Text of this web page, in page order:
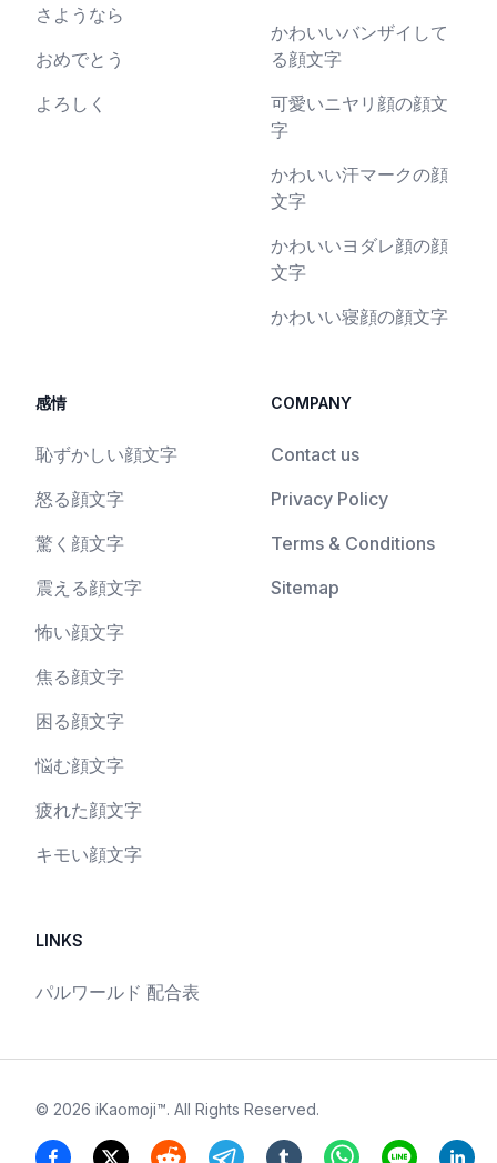
さようなら
おめでとう
よろしく
かわいいバンザイして
る顔文字
可愛いニヤリ顔の顔文
字
かわいい汗マークの顔
文字
かわいいヨダレ顔の顔
文字
かわいい寝顔の顔文字
感情
恥ずかしい顔文字
怒る顔文字
驚く顔文字
震える顔文字
怖い顔文字
焦る顔文字
困る顔文字
悩む顔文字
疲れた顔文字
キモい顔文字
COMPANY
Contact us
Privacy Policy
Terms & Conditions
Sitemap
LINKS
パルワールド 配合表
© 2026 iKaomoji™. All Rights Reserved.